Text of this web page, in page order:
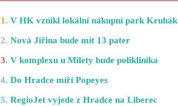
1. V HK vznikl lokální nákupní park Kruhák
2. Nová Jiřina bude mít 13 pater
3. V komplexu u Milety bude poliklinika
4. Do Hradce míří Popeyes
5. RegioJet vyjede z Hradce na Liberec